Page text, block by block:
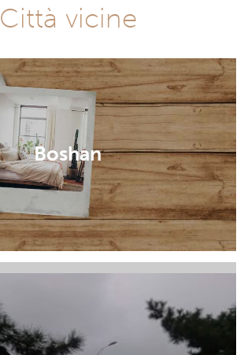
Città vicine
Boshan